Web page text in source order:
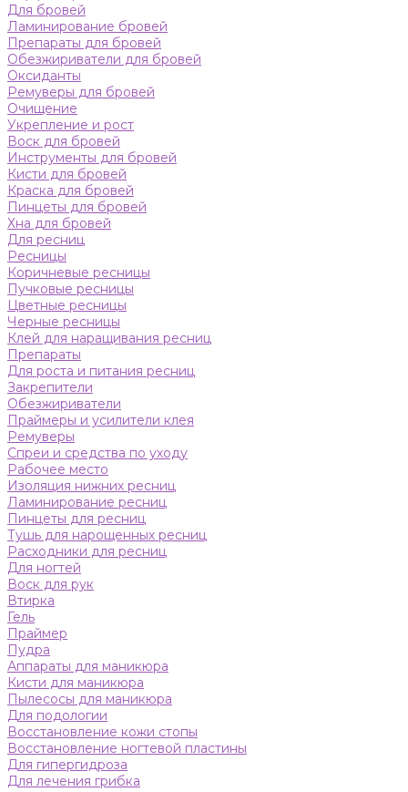
Для бровей
Ламинирование бровей
Препараты для бровей
Обезжириватели для бровей
Оксиданты
Ремуверы для бровей
Очищение
Укрепление и рост
Воск для бровей
Инструменты для бровей
Кисти для бровей
Краска для бровей
Пинцеты для бровей
Хна для бровей
Для ресниц
Ресницы
Коричневые ресницы
Пучковые ресницы
Цветные ресницы
Черные ресницы
Клей для наращивания ресниц
Препараты
Для роста и питания ресниц
Закрепители
Обезжириватели
Праймеры и усилители клея
Ремуверы
Спреи и средства по уходу
Рабочее место
Изоляция нижних ресниц
Ламинирование ресниц
Пинцеты для ресниц
Тушь для нарощенных ресниц
Расходники для ресниц
Для ногтей
Воск для рук
Втирка
Гель
Праймер
Пудра
Аппараты для маникюра
Кисти для маникюра
Пылесосы для маникюра
Для подологии
Восстановление кожи стопы
Восстановление ногтевой пластины
Для гипергидроза
Для лечения грибка